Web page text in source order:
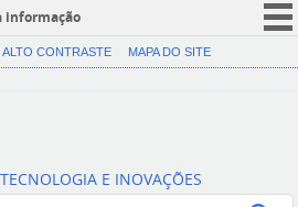
informação
CORONAVÍRUS (COVID-19)
Canais
ALTO CONTRASTE MAPA DO SITE
E INOVAÇÕES